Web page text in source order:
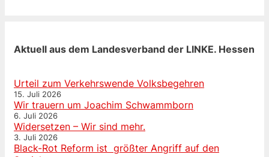
Aktuell aus dem Landesverband der LINKE. Hessen
Urteil zum Verkehrswende Volksbegehren
15. Juli 2026
Wir trauern um Joachim Schwammborn
6. Juli 2026
Widersetzen – Wir sind mehr.
3. Juli 2026
Black-Rot Reform ist größter Angriff auf den